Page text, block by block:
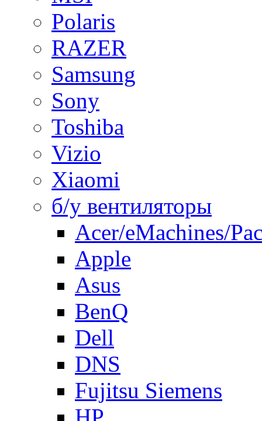
Polaris
RAZER
Samsung
Sony
Toshiba
Vizio
Xiaomi
б/у вентиляторы
Acer/eMachines/
Apple
Asus
BenQ
Dell
DNS
Fujitsu Siemens